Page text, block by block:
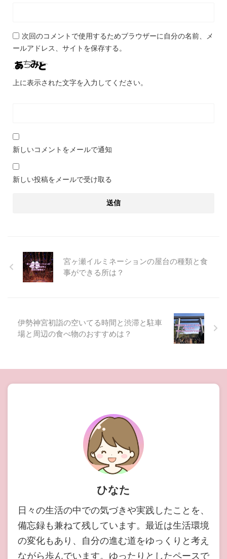
次回のコメントで使用するためブラウザーに自分の名前、メ
ールアドレス、サイトを保存する。
上に表示された文字を入力してください。
新しいコメントをメールで通知
新しい投稿をメールで受け取る
宮ヶ瀬イルミネーションの屋台の種類と食
事ができる所は？
伊勢神宮初詣の空いてる時間と渋滞と駐車
場と周辺の食べ物のおすすめは？
ひなた
日々の生活の中での気づきや実践したことを、
備忘録も兼ねて残しています。最近は生活環境
の変化もあり、自分の進む道をゆっくりと考え
ながら歩んでいます。ゆったりとしたペースで